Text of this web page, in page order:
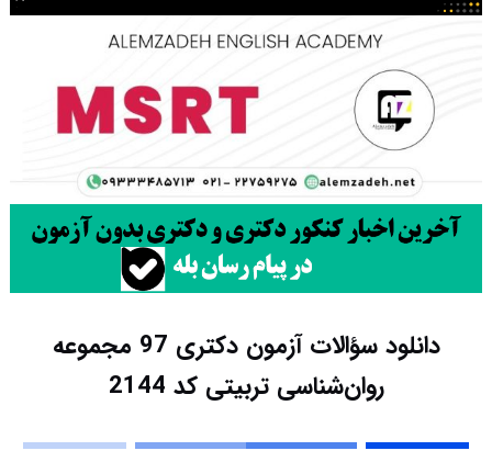
دانلود سؤالات آزمون دکتری 97 مجموعه
روان‌شناسی تربیتی کد 2144